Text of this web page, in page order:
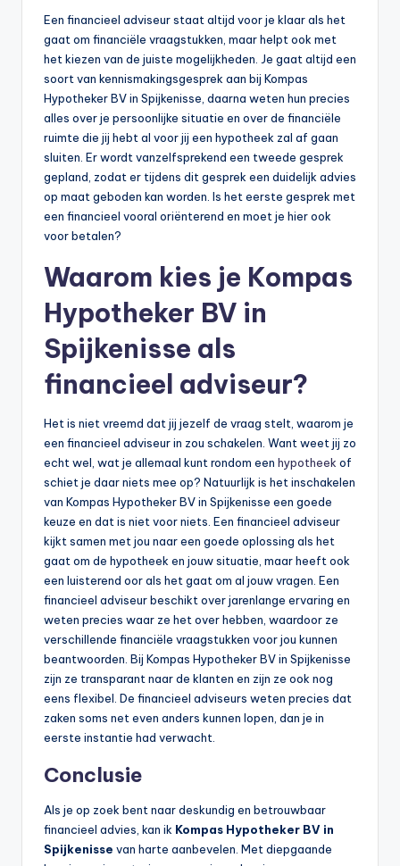
Een financieel adviseur staat altijd voor je klaar als het
gaat om financiële vraagstukken, maar helpt ook met
het kiezen van de juiste mogelijkheden. Je gaat altijd een
soort van kennismakingsgesprek aan bij Kompas
Hypotheker BV in Spijkenisse, daarna weten hun precies
alles over je persoonlijke situatie en over de financiële
ruimte die jij hebt al voor jij een hypotheek zal af gaan
sluiten. Er wordt vanzelfsprekend een tweede gesprek
gepland, zodat er tijdens dit gesprek een duidelijk advies
op maat geboden kan worden. Is het eerste gesprek met
een financieel vooral oriënterend en moet je hier ook
voor betalen?
Waarom kies je Kompas
Hypotheker BV in
Spijkenisse als
financieel adviseur?
Het is niet vreemd dat jij jezelf de vraag stelt, waarom je
een financieel adviseur in zou schakelen. Want weet jij zo
echt wel, wat je allemaal kunt rondom een hypotheek of
schiet je daar niets mee op? Natuurlijk is het inschakelen
van Kompas Hypotheker BV in Spijkenisse een goede
keuze en dat is niet voor niets. Een financieel adviseur
kijkt samen met jou naar een goede oplossing als het
gaat om de hypotheek en jouw situatie, maar heeft ook
een luisterend oor als het gaat om al jouw vragen. Een
financieel adviseur beschikt over jarenlange ervaring en
weten precies waar ze het over hebben, waardoor ze
verschillende financiële vraagstukken voor jou kunnen
beantwoorden. Bij Kompas Hypotheker BV in Spijkenisse
zijn ze transparant naar de klanten en zijn ze ook nog
eens flexibel. De financieel adviseurs weten precies dat
zaken soms net even anders kunnen lopen, dan je in
eerste instantie had verwacht.
Conclusie
Als je op zoek bent naar deskundig en betrouwbaar
financieel advies, kan ik Kompas Hypotheker BV in
Spijkenisse van harte aanbevelen. Met diepgaande